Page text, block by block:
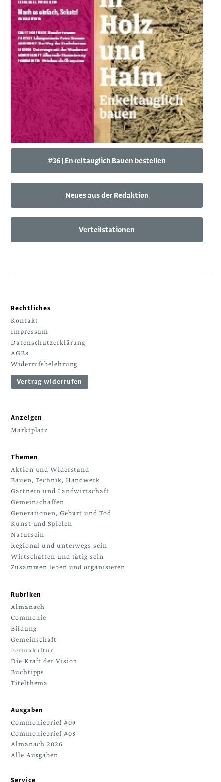
#36 | Enkeltauglich Bauen bestellen
Neues aus der Redaktion
Verteilstationen
Rechtliches
Kontakt
Impressum
Datenschutzerklärung
AGBs
Widerrufsbelehrung
Vertrag widerrufen
Anzeigen
Marktplatz
Themen
Aktion und Widerstand
Bauen, Technik, Handwerk
Gärtnern und Landwirtschaft
Gemeinschaffen
Generationen, Geburt und Tod
Kunst und Spielen
Natursein
Regional und unterwegs sein
Wirtschaften und tätig sein
Zusammen leben und organisieren
Rubriken
Almanach
Commonie
Bildung
Gemeinschaft
Permakultur
Die Kraft der Vision
Buchtipps
Titelthema
Ausgaben
Commoniebrief #09
Commoniebrief #08
Almanach 2026
Alle Ausgaben
Service